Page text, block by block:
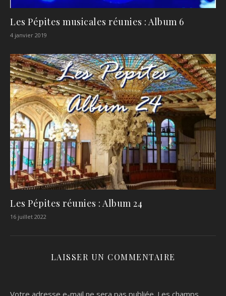
Les Pépites musicales réunies : Album 6
4 janvier 2019
Les Pépites réunies : Album 24
16 juillet 2022
LAISSER UN COMMENTAIRE